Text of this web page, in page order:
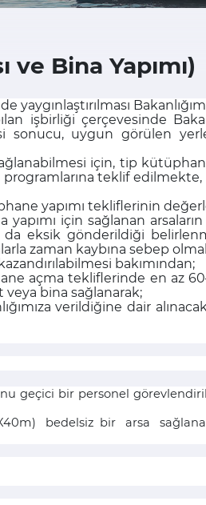
Bina Yapımı)
işbirliği çerçevesinde
uygun görülen
için, tip
programlarına teklif
yapımı tekliflerinin
için sağlanan
da eksik gönderildiği
zaman kaybına sebep
bakımından;
açma tekliflerinde en az
bina sağlanarak;
verildiğine dair
geçici bir personel
bedelsiz bir arsa